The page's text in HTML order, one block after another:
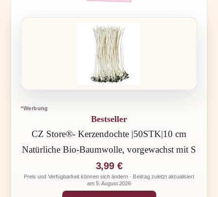
*Werbung
Bestseller
CZ Store®- Kerzendochte |50STK|10 cm
Natürliche Bio-Baumwolle, vorgewachst mit S
3,99 €
Preis und Verfügbarkeit können sich ändern · Beitrag zuletzt aktualisiert
am 5. August 2026